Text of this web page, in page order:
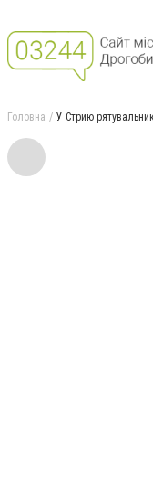
Головна У Стрию